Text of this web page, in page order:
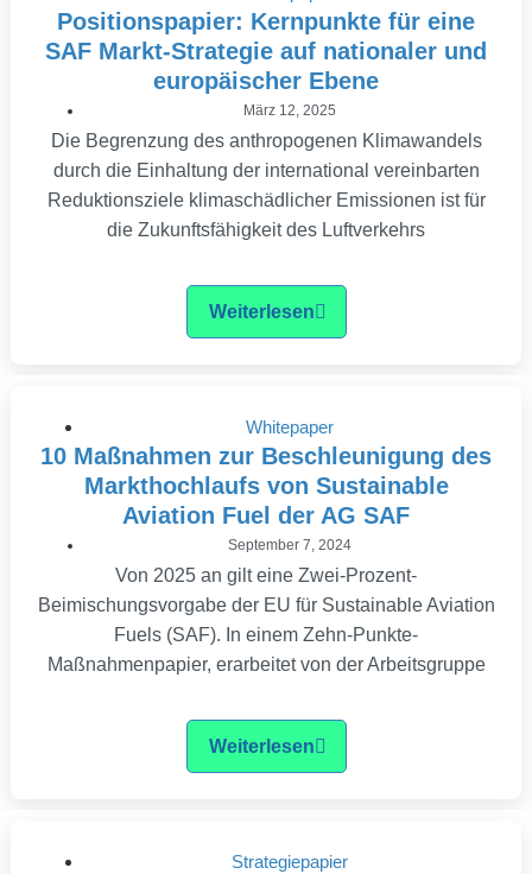
Positionspapier: Kernpunkte für eine
SAF Markt-Strategie auf nationaler und
europäischer Ebene
März 12, 2025
Die Begrenzung des anthropogenen Klimawandels
durch die Einhaltung der international vereinbarten
Reduktionsziele klimaschädlicher Emissionen ist für
die Zukunftsfähigkeit des Luftverkehrs
Weiterlesen
Whitepaper
10 Maßnahmen zur Beschleunigung des
Markthochlaufs von Sustainable
Aviation Fuel der AG SAF
September 7, 2024
Von 2025 an gilt eine Zwei-Prozent-
Beimischungsvorgabe der EU für Sustainable Aviation
Fuels (SAF). In einem Zehn-Punkte-
Maßnahmenpapier, erarbeitet von der Arbeitsgruppe
Weiterlesen
Strategiepapier